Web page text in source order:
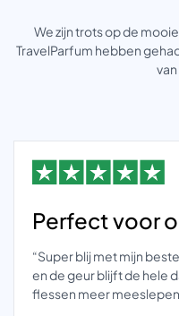
We zijn trots op de
TravelParfum hebben
van
Perfect voor
“Super blij met mijn
en de geur blijft de hele
flessen meer